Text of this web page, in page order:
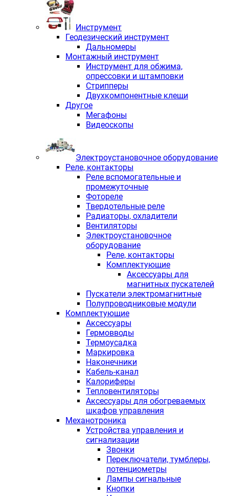
Инструмент
Геодезический инструмент
Дальномеры
Монтажный инструмент
Инструмент для обжима,
опрессовки и штамповки
Стрипперы
Двухкомпонентные клещи
Другое
Мегафоны
Видеоскопы
Электроустановочное оборудование
Реле, контакторы
Реле вспомогательные и
промежуточные
Фотореле
Твердотельные реле
Радиаторы, охладители
Вентиляторы
Электроустановочное
оборудование
Реле, контакторы
Комплектующие
Аксессуары для
магнитных пускателей
Пускатели электромагнитные
Полупроводниковые модули
Комплектующие
Аксессуары
Гермовводы
Термоусадка
Маркировка
Наконечники
Кабель-канал
Калориферы
Тепловентиляторы
Аксессуары для обогреваемых
шкафов управления
Механотроника
Устройства управления и
сигнализации
Звонки
Переключатели, тумблеры,
потенциометры
Лампы сигнальные
Кнопки